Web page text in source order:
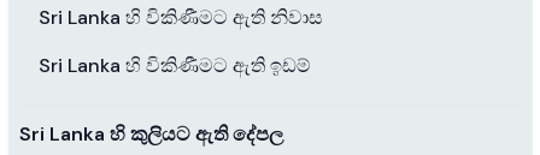
Sri Lanka හි විකිණීමට ඇති නිවාස
Sri Lanka හි විකිණීමට ඇති ඉඩම්
Sri Lanka හි කුලියට ඇති දේපල